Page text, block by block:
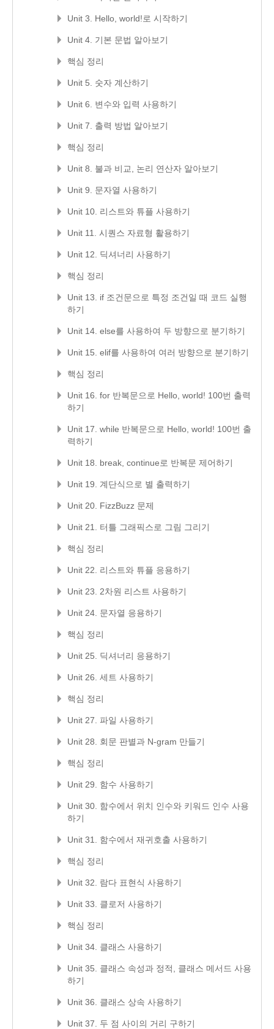
Unit 3. Hello, world!로 시작하기
Unit 4. 기본 문법 알아보기
핵심 정리
Unit 5. 숫자 계산하기
Unit 6. 변수와 입력 사용하기
Unit 7. 출력 방법 알아보기
핵심 정리
Unit 8. 불과 비교, 논리 연산자 알아보기
Unit 9. 문자열 사용하기
Unit 10. 리스트와 튜플 사용하기
Unit 11. 시퀀스 자료형 활용하기
Unit 12. 딕셔너리 사용하기
핵심 정리
Unit 13. if 조건문으로 특정 조건일 때 코드 실행
하기
Unit 14. else를 사용하여 두 방향으로 분기하기
Unit 15. elif를 사용하여 여러 방향으로 분기하기
핵심 정리
Unit 16. for 반복문으로 Hello, world! 100번 출력
하기
Unit 17. while 반복문으로 Hello, world! 100번 출
력하기
Unit 18. break, continue로 반복문 제어하기
Unit 19. 계단식으로 별 출력하기
Unit 20. FizzBuzz 문제
Unit 21. 터틀 그래픽스로 그림 그리기
핵심 정리
Unit 22. 리스트와 튜플 응용하기
Unit 23. 2차원 리스트 사용하기
Unit 24. 문자열 응용하기
핵심 정리
Unit 25. 딕셔너리 응용하기
Unit 26. 세트 사용하기
핵심 정리
Unit 27. 파일 사용하기
Unit 28. 회문 판별과 N-gram 만들기
핵심 정리
Unit 29. 함수 사용하기
Unit 30. 함수에서 위치 인수와 키워드 인수 사용
하기
Unit 31. 함수에서 재귀호출 사용하기
핵심 정리
Unit 32. 람다 표현식 사용하기
Unit 33. 클로저 사용하기
핵심 정리
Unit 34. 클래스 사용하기
Unit 35. 클래스 속성과 정적, 클래스 메서드 사용
하기
Unit 36. 클래스 상속 사용하기
Unit 37. 두 점 사이의 거리 구하기